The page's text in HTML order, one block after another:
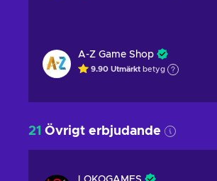
A-Z Game Shop
9.90 Utmärkt betyg
21 Övrigt erbjudande